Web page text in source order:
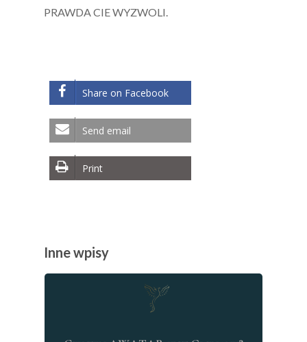
PRAWDA CIE WYZWOLI.
Share on Facebook
Send email
Print
Inne wpisy